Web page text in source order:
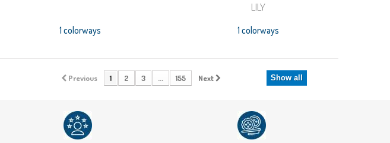
1 colorways
LILY
1 colorways
Show all
Previous 1 2 3 ... 155 Next